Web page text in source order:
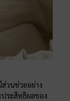
วนช่วยอย่าง
ระสิทธิผลของ